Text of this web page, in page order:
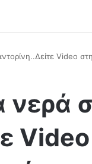
Video
νερά